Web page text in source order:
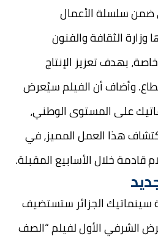
ضمن سلسلة الأعمال
وزارة الثقافة والفنون
بهدف تعزيز الإنتاج
وأضاف أن الفيلم سيُعرض
على المستوى الوطني،
هذا العمل المميز، في
قادمة خلال الأسابيع المقبلة.
سينماتيك الجزائر ستستضيف
العرض الشرفي الأول لفيلم “الصف